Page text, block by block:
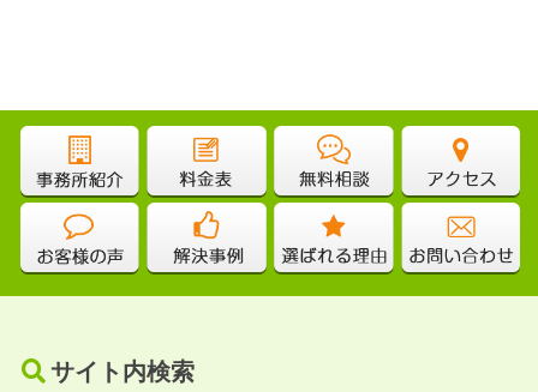
サイト内検索